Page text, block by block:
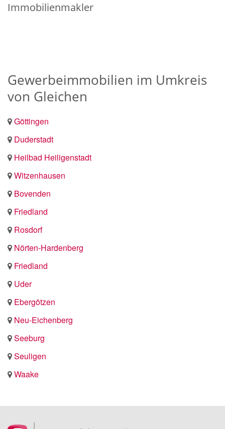
Immobilienmakler
Gewerbeimmobilien im Umkreis
von Gleichen
Göttingen
Duderstadt
Heilbad Heiligenstadt
Witzenhausen
Bovenden
Friedland
Rosdorf
Nörten-Hardenberg
Friedland
Uder
Ebergötzen
Neu-Eichenberg
Seeburg
Seuligen
Waake